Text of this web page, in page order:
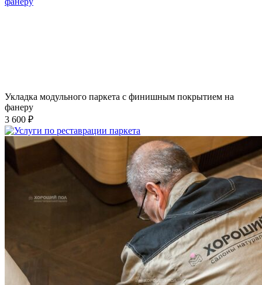
Укладка модульного паркета с финишным покрытием на
фанеру
3 600 ₽
Услуги по реставрации паркета